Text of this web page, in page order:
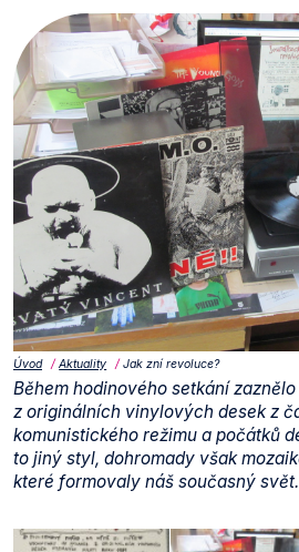
Úvod Aktuality Jak zní revoluce?
Během hodinového setkání
z originálních vinylových desek z
komunistického režimu a počátků
to jiný styl, dohromady však
které formovaly náš současný svět.